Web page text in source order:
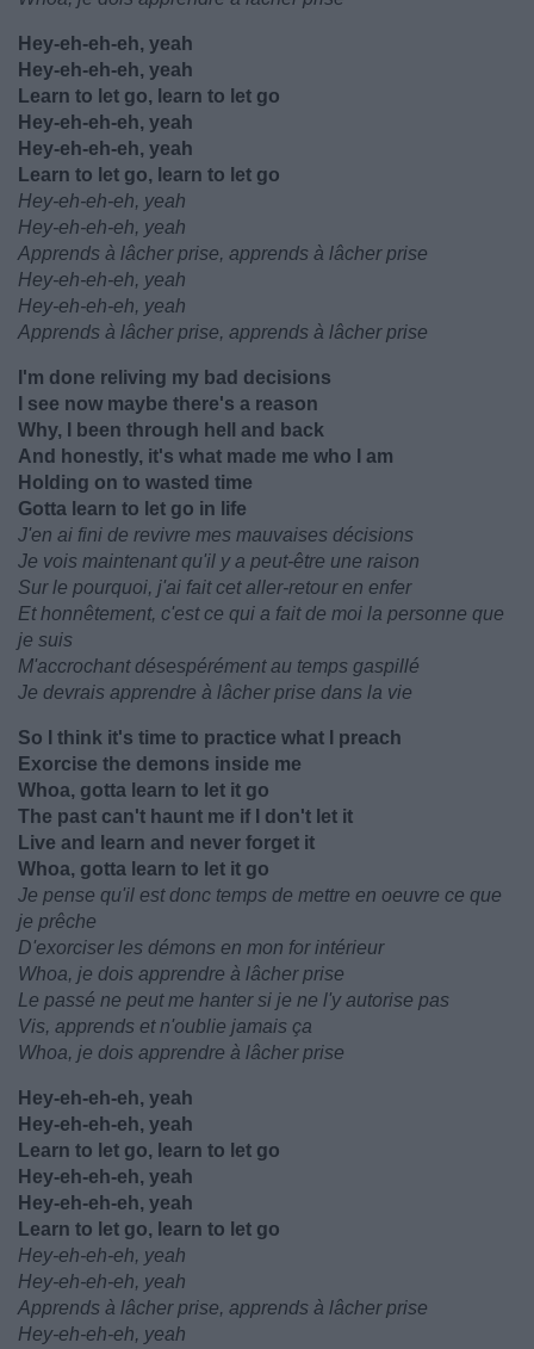
Hey-eh-eh-eh, yeah
Hey-eh-eh-eh, yeah
Learn to let go, learn to let go
Hey-eh-eh-eh, yeah
Hey-eh-eh-eh, yeah
Learn to let go, learn to let go
Hey-eh-eh-eh, yeah
Hey-eh-eh-eh, yeah
Apprends à lâcher prise, apprends à lâcher prise
Hey-eh-eh-eh, yeah
Hey-eh-eh-eh, yeah
Apprends à lâcher prise, apprends à lâcher prise
I'm done reliving my bad decisions
I see now maybe there's a reason
Why, I been through hell and back
And honestly, it's what made me who I am
Holding on to wasted time
Gotta learn to let go in life
J'en ai fini de revivre mes mauvaises décisions
Je vois maintenant qu'il y a peut-être une raison
Sur le pourquoi, j'ai fait cet aller-retour en enfer
Et honnêtement, c'est ce qui a fait de moi la personne que
je suis
M'accrochant désespérément au temps gaspillé
Je devrais apprendre à lâcher prise dans la vie
So I think it's time to practice what I preach
Exorcise the demons inside me
Whoa, gotta learn to let it go
The past can't haunt me if I don't let it
Live and learn and never forget it
Whoa, gotta learn to let it go
Je pense qu'il est donc temps de mettre en oeuvre ce que
je prêche
D'exorciser les démons en mon for intérieur
Whoa, je dois apprendre à lâcher prise
Le passé ne peut me hanter si je ne l'y autorise pas
Vis, apprends et n'oublie jamais ça
Whoa, je dois apprendre à lâcher prise
Hey-eh-eh-eh, yeah
Hey-eh-eh-eh, yeah
Learn to let go, learn to let go
Hey-eh-eh-eh, yeah
Hey-eh-eh-eh, yeah
Learn to let go, learn to let go
Hey-eh-eh-eh, yeah
Hey-eh-eh-eh, yeah
Apprends à lâcher prise, apprends à lâcher prise
Hey-eh-eh-eh, yeah